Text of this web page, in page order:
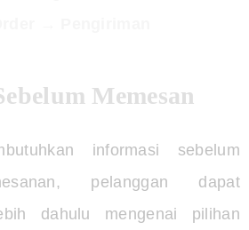
Memesan
informasi sebelum
pelanggan dapat
dahulu mengenai pilihan